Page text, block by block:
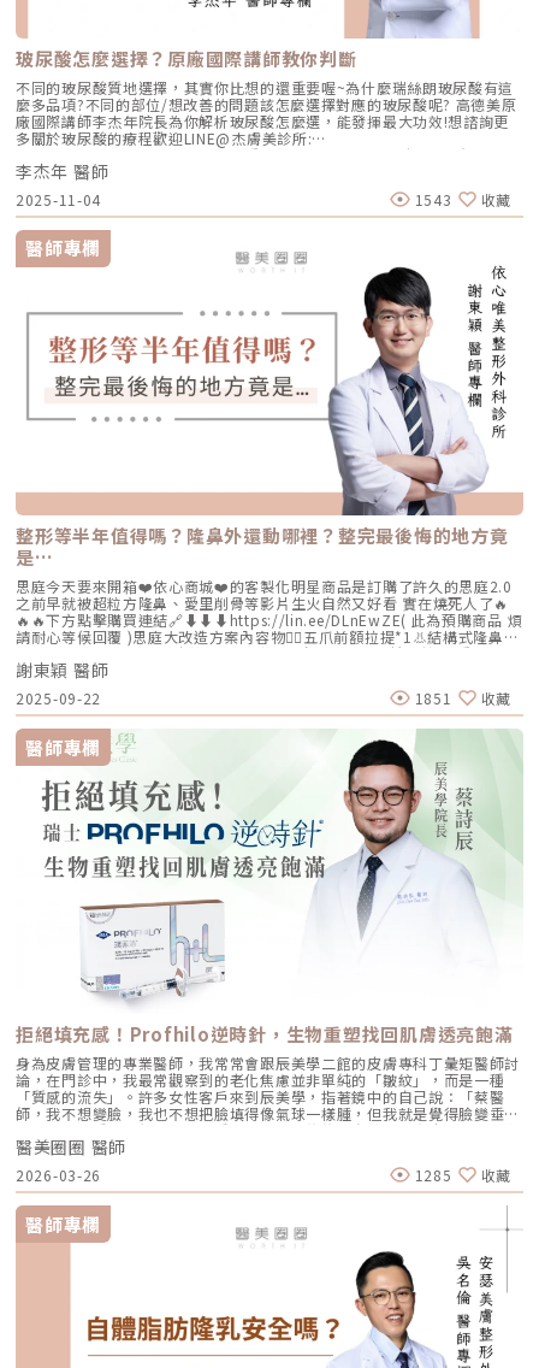
玻尿酸怎麼選擇？原廠國際講師教你判斷
不同的玻尿酸質地選擇，其實你比想的還重要喔~為什麼瑞絲朗玻尿酸有這
麼多品項?不同的部位/想改善的問題該怎麼選擇對應的玻尿酸呢? 高德美原
廠國際講師李杰年院長為你解析玻尿酸怎麼選，能發揮最大功效!想諮詢更
多關於玻尿酸的療程歡迎LINE@杰膚美診所:
https://page.line.me/xhc2941b重點摘要：00:11 玻尿酸作用介紹00:47
玻尿酸分為三大類型02:09 迷思一、玻尿酸打哪裡都可以？02:36 迷思二、
打完下巴蘋果肌看起來怪怪的？03:30 迷思三、臉部鬆弛只能做拉皮嗎？
05:00 總結LINE官方帳號一對一咨詢👉https://reurl.cc/x3EQZN歡迎訂閱
我的頻道👉https://reurl.cc/nY51k8關注杰膚美診所FB👉
https://reurl.cc/XQljva杰膚美診所官網👉https://jfmskin.com/關注李杰
年醫師FB👉https://reurl.cc/Mzk0nm杰膚美診所地址：104台北市中山區
復興北路50號2樓電話：02-8772-6625
李杰年 醫師
2025-11-04 1543 收藏
醫師專欄
整形等半年值得嗎？隆鼻外還動哪裡？整完最後悔的地方竟
是…
思庭今天要來開箱❤️依心商城❤️的客製化明星商品是訂購了許久的思庭2.0
之前早就被超粒方隆鼻、愛里削骨等影片生火自然又好看 實在燒死人了🔥
🔥🔥下方點擊購買連結🔗⬇️⬇️⬇️https://lin.ee/DLnEwZE( 此為預購商品 煩
請耐心等候回覆 )思庭大改造方案內容物💁‍♀️五爪前額拉提*1👃結構式隆鼻*1
(加購縮鼻翼、敲鼻骨、貴族手術)👄微笑嘴角*1 (加購嘴邊肉拉提)重點摘
要：00:00 搶先看⚡⚡01:43 開箱手術方案內容物02:02 上臉眉眼分析 : 五
爪前額拉提02:36 中臉隆鼻分析 : 結構式隆鼻合併貴族手術03:58 下臉唇巴
分析 : 微笑嘴角+嘴扁肉拉提04:43 華麗買家秀05:25 五星好評分享
⭐⭐⭐⭐⭐▸▸歡迎合作洽談：followheart.marketing@gmail.com◂◂依心唯
美整形外科診所地址｜台北市信義區基隆路二段15號2樓電話｜（02）
2345-6777官方網站｜https://www.followheart.com.tw/官方諮詢｜
https://follow-heart.com/line臉書粉專｜https://follow-
heart.com/case_fbIG追起來｜https://follow-
heart.com/case_igWeChat ID｜Dr_followheart
謝東穎 醫師
2025-09-22 1851 收藏
醫師專欄
拒絕填充感！Profhilo逆時針，生物重塑找回肌膚透亮飽滿
身為皮膚管理的專業醫師，我常常會跟辰美學二館的皮膚專科丁彙矩醫師討
論，在門診中，我最常觀察到的老化焦慮並非單純的「皺紋」，而是一種
「質感的流失」。許多女性客戶來到辰美學，指著鏡中的自己說：「蔡醫
師，我不想變臉，我也不想把臉填得像氣球一樣腫，但我就是覺得臉變垂
了、乾了，看起來很累。」這種「累感」，往往來自於肌膚真皮層結構的崩
解。過去我們習慣用玻尿酸去「填補」凹陷，或是用電音波去「緊緻」皮
表，但在這兩者之間，其實存在著一個關鍵的空白區：生物重塑（Bio-
Remodeling）。這就是為什麼我對 Profhilo 逆時針（俗稱：璞菲洛）情
有獨鍾的原因。一、 重新定義抗老：為什麼妳需要的是「重塑」而非「填
充」？在深入了解 Profhilo逆時針 之前，我們必須先釐清肌膚老化的本
質。肌膚的年輕度由真皮層的三大支柱決定：水份、膠原蛋白
（Collagen）以及彈力蛋白（Elastin）。多數人對膠原蛋白耳熟能詳，它
就像建築物的「鋼筋水泥」，負責撐起皮膚的厚度與體積；然而，讓肌膚在
做表情後能迅速回彈、維持組織張力的關鍵，其實是彈力蛋白。彈力蛋白就
像支撐鋼筋的「橡皮筋」，不幸的是，人體在青春期過後，彈力蛋白的合成
速度就會大幅下降。當彈力蛋白流失，肌膚就會像失去彈性的鬆緊帶，出現
細紋、毛孔粗大、甚至是難以處理的「鬆弛型下垂」。傳統玻尿酸屬於「填
充型」，主要目的是增加體積（Volumizing），如果過度施打，容易造成
醫美圈圈 醫師
2026-03-26 1285 收藏
醫師專欄